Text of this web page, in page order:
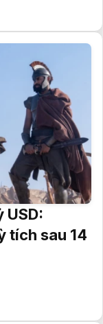
USD:
tích sau 14